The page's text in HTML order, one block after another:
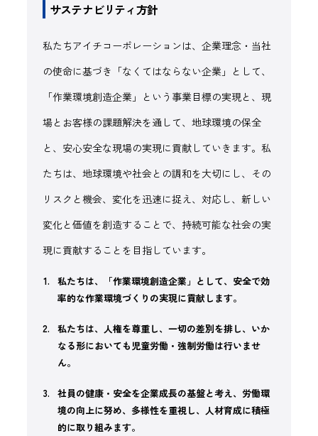
サステナビリティ方針
私たちアイチコーポレーションは、企業理念・当社
の使命に基づき「なくてはならない企業」として、
「作業環境創造企業」という事業目標の実現と、現
場とお客様の課題解決を通して、地球環境の保全
と、安心安全な現場の実現に貢献していきます。私
たちは、地球環境や社会との調和を大切にし、その
リスクと機会、変化を迅速に捉え、対応し、新しい
変化と価値を創造することで、持続可能な社会の実
現に貢献することを目指しています。
私たちは、「作業環境創造企業」として、安全で効
率的な作業環境づくりの実現に貢献します。
私たちは、人権を尊重し、一切の差別を排し、いか
なる形においても児童労働・強制労働は行いませ
ん。
社員の健康・安全を企業成長の基盤と考え、労働環
境の向上に努め、多様性を重視し、人材育成に積極
的に取り組みます。